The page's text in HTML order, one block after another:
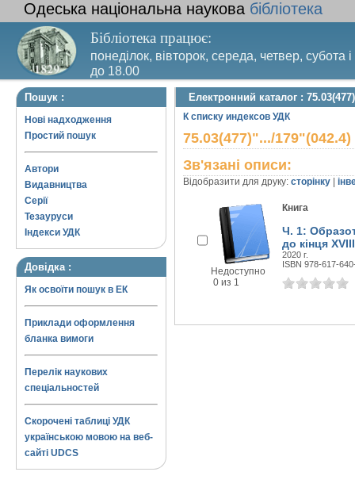
Одеська національна наукова бібліотека
Бібліотека працює:
понеділок, вівторок, середа, четвер, субота
до 18.00
Вихідний день – п’ятниця. Останній четвер
Пошук :
Нові надходження
Простий пошук
Автори
Видавництва
Серії
Тезауруси
Індекси УДК
Довідка :
Як освоїти пошук в ЕК
Приклади оформлення
бланка вимоги
Перелік наукових
спеціальностей
Скорочені таблиці УДК
українською мовою на веб-
сайті UDCS
Електронний каталог :
К списку индексов УДК
75.03(477)".../179"(042.4)
Зв'язані описи:
Відобразити для друку: сторінку
Недоступно
0 из 1
Книга
Ч. 1:
до кінця
2020 г.
ISBN 978-617-